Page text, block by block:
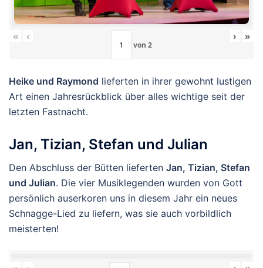
« ‹
von 2
› »
Heike und Raymond lieferten in ihrer gewohnt lustigen
Art einen Jahresrückblick über alles wichtige seit der
letzten Fastnacht.
Jan, Tizian, Stefan und Julian
Den Abschluss der Bütten lieferten Jan, Tizian, Stefan
und Julian. Die vier Musiklegenden wurden von Gott
persönlich auserkoren uns in diesem Jahr ein neues
Schnagge-Lied zu liefern, was sie auch vorbildlich
meisterten!